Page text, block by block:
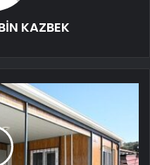
KAZBEK